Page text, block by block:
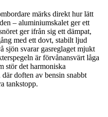
märks direkt hur lätt
– aluminiumskalet ger ett
ger ifrån sig ett dämpat,
med ett dovt, stabilt ljud
sjön svarar gasreglaget mjukt
är förvånansvärt låga
stör det harmoniska
doften av bensin snabbt
tankstopp.